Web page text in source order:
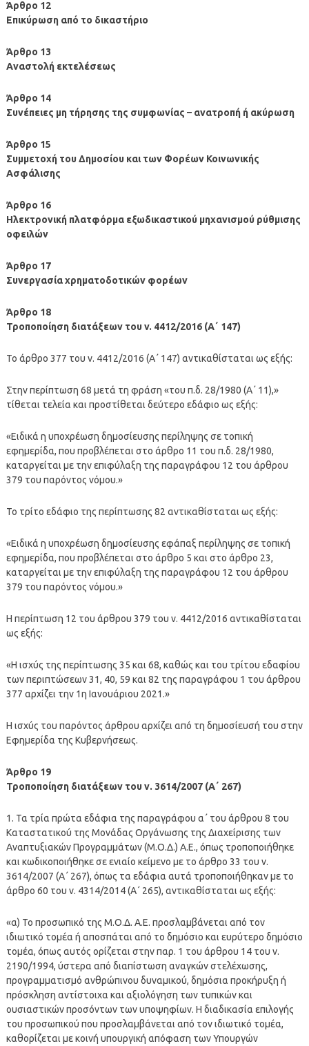
Άρθρο 12
Επικύρωση από το δικαστήριο
Άρθρο 13
Αναστολή εκτελέσεως
Άρθρο 14
Συνέπειες μη τήρησης της συμφωνίας – ανατροπή ή ακύρωση
Άρθρο 15
Συμμετοχή του Δημοσίου και των Φορέων Κοινωνικής
Ασφάλισης
Άρθρο 16
Ηλεκτρονική πλατφόρμα εξωδικαστικού μηχανισμού ρύθμισης
οφειλών
Άρθρο 17
Συνεργασία χρηματοδοτικών φορέων
Άρθρο 18
Τροποποίηση διατάξεων του v. 4412/2016 (A΄ 147)
To άρθρο 377 του v. 4412/2016 (A΄ 147) αντικαθίσταται ως εξής:
Στην περίπτωση 68 μετά τη φράση «του π.δ. 28/1980 (Α΄ 11),»
τίθεται τελεία και προστίθεται δεύτερο εδάφιο ως εξής:
«Ειδικά η υποχρέωση δημοσίευσης περίληψης σε τοπική
εφημερίδα, που προβλέπεται στο άρθρο 11 του π.δ. 28/1980,
καταργείται με την επιφύλαξη της παραγράφου 12 του άρθρου
379 του παρόντος νόμου.»
Το τρίτο εδάφιο της περίπτωσης 82 αντικαθίσταται ως εξής:
«Ειδικά η υποχρέωση δημοσίευσης εφάπαξ περίληψης σε τοπική
εφημερίδα, που προβλέπεται στο άρθρο 5 και στο άρθρο 23,
καταργείται με την επιφύλαξη της παραγράφου 12 του άρθρου
379 του παρόντος νόμου.»
Η περίπτωση 12 του άρθρου 379 του ν. 4412/2016 αντικαθίσταται
ως εξής:
«Η ισχύς της περίπτωσης 35 και 68, καθώς και του τρίτου εδαφίου
των περιπτώσεων 31, 40, 59 και 82 της παραγράφου 1 του άρθρου
377 αρχίζει την 1η Ιανουάριου 2021.»
Η ισχύς του παρόντος άρθρου αρχίζει από τη δημοσίευσή του στην
Εφημερίδα της Κυβερνήσεως.
Άρθρο 19
Τροποποίηση διατάξεων του ν. 3614/2007 (Α΄ 267)
1. Τα τρία πρώτα εδάφια της παραγράφου α΄ του άρθρου 8 του
Καταστατικού της Μονάδας Οργάνωσης της Διαχείρισης των
Αναπτυξιακών Προγραμμάτων (Μ.Ο.Δ.) Α.Ε., όπως τροποποιήθηκε
και κωδικοποιήθηκε σε ενιαίο κείμενο με το άρθρο 33 του ν.
3614/2007 (Α΄ 267), όπως τα εδάφια αυτά τροποποιήθηκαν με το
άρθρο 60 του ν. 4314/2014 (Α΄ 265), αντικαθίσταται ως εξής:
«α) Το προσωπικό της Μ.Ο.Δ. Α.Ε. προσλαμβάνεται από τον
ιδιωτικό τομέα ή αποσπάται από το δημόσιο και ευρύτερο δημόσιο
τομέα, όπως αυτός ορίζεται στην παρ. 1 του άρθρου 14 του ν.
2190/1994, ύστερα από διαπίστωση αναγκών στελέχωσης,
προγραμματισμό ανθρώπινου δυναμικού, δημόσια προκήρυξη ή
πρόσκληση αντίστοιχα και αξιολόγηση των τυπικών και
ουσιαστικών προσόντων των υποψηφίων. Η διαδικασία επιλογής
του προσωπικού που προσλαμβάνεται από τον ιδιωτικό τομέα,
καθορίζεται με κοινή υπουργική απόφαση των Υπουργών